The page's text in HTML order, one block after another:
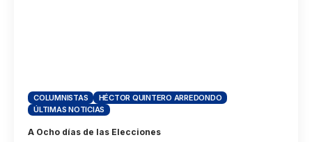
COLUMNISTAS
HÉCTOR QUINTERO ARREDONDO
ÚLTIMAS NOTICIAS
A Ocho días de las Elecciones